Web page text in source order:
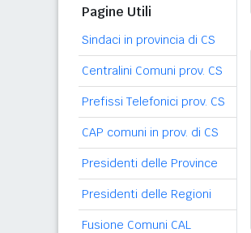
Pagine Utili
Sindaci in provincia di CS
Centralini Comuni prov. CS
Prefissi Telefonici prov. CS
CAP comuni in prov. di CS
Presidenti delle Province
Presidenti delle Regioni
Fusione Comuni CAL